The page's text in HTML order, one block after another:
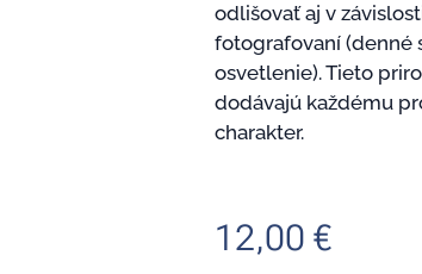
odlišovať aj v
fotografovaní (denné
osvetlenie). Tieto
dodávajú každému
charakter.
12,00 €